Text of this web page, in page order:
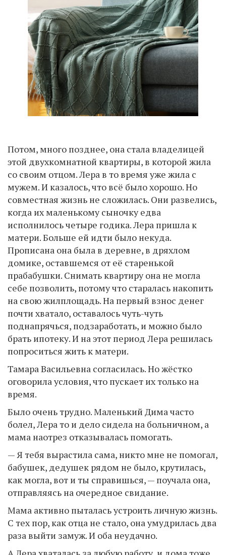
Потом, много позднее, она стала владелицей
этой двухкомнатной квартиры, в которой жила
со своим отцом. Лера в то время уже жила с
мужем. И казалось, что всё было хорошо. Но
совместная жизнь не сложилась. Они развелись,
когда их маленькому сыночку едва
исполнилось четыре годика. Лера пришла к
матери. Больше ей идти было некуда.
Прописана она была в деревне, в дряхлом
домике, оставшемся от её старенькой
прабабушки. Снимать квартиру она не могла
себе позволить, потому что старалась накопить
на свою жилплощадь. На первый взнос денег
почти хватало, оставалось чуть-чуть
поднапрячься, подзаработать, и можно было
брать ипотеку. И на этот период Лера решилась
попроситься жить к матери.
Тамара Васильевна согласилась. Но жёстко
оговорила условия, что пускает их только на
время.
Было очень трудно. Маленький Дима часто
болел, Лера то и дело сидела на больничном, а
мама наотрез отказывалась помогать.
— Я тебя вырастила сама, никто мне не помогал,
бабушек, дедушек рядом не было, крутилась,
как могла, вот и ты справишься, — поучала она,
отправляясь на очередное свидание.
Мама активно пыталась устроить личную жизнь.
С тех пор, как отца не стало, она умудрилась два
раза выйти замуж. И оба неудачно.